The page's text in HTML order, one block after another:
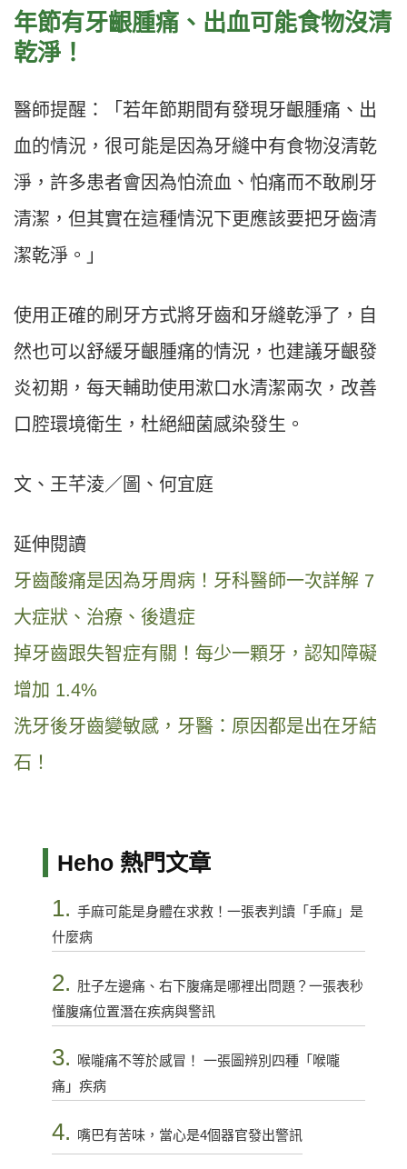
年節有牙齦腫痛、出血可能食物沒清
乾淨！
醫師提醒：「若年節期間有發現牙齦腫痛、出
血的情況，很可能是因為牙縫中有食物沒清乾
淨，許多患者會因為怕流血、怕痛而不敢刷牙
清潔，但其實在這種情況下更應該要把牙齒清
潔乾淨。」
使用正確的刷牙方式將牙齒和牙縫乾淨了，自
然也可以舒緩牙齦腫痛的情況，也建議牙齦發
炎初期，每天輔助使用漱口水清潔兩次，改善
口腔環境衛生，杜絕細菌感染發生。
文、王芊淩／圖、何宜庭
延伸閱讀
牙齒酸痛是因為牙周病！牙科醫師一次詳解 7
大症狀、治療、後遺症
掉牙齒跟失智症有關！每少一顆牙，認知障礙
增加 1.4%
洗牙後牙齒變敏感，牙醫：原因都是出在牙結
石！
Heho 熱門文章
1. 手麻可能是身體在求救！一張表判讀「手麻」是
什麼病
2. 肚子左邊痛、右下腹痛是哪裡出問題？一張表秒
懂腹痛位置潛在疾病與警訊
3.
喉嚨痛不等於感冒！ 一張圖辨別四種「喉嚨
痛」疾病
4. 嘴巴有苦味，當心是4個器官發出警訊